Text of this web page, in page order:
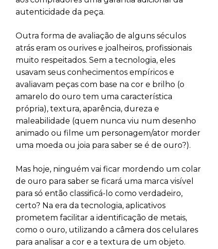
autenticidade da peça.
Outra forma de avaliação de alguns séculos
atrás eram os ourives e joalheiros, profissionais
muito respeitados. Sem a tecnologia, eles
usavam seus conhecimentos empíricos e
avaliavam peças com base na cor e brilho (o
amarelo do ouro tem uma característica
própria), textura, aparência, dureza e
maleabilidade (quem nunca viu num desenho
animado ou filme um personagem/ator morder
uma moeda ou joia para saber se é de ouro?).
Mas hoje, ninguém vai ficar mordendo um colar
de ouro para saber se ficará uma marca visível
para só então classificá-lo como verdadeiro,
certo? Na era da tecnologia, aplicativos
prometem facilitar a identificação de metais,
como o ouro, utilizando a câmera dos celulares
para analisar a cor e a textura de um objeto.